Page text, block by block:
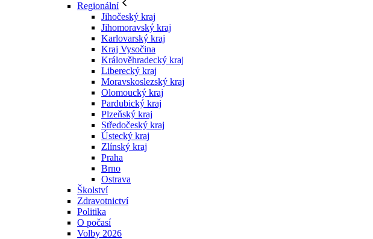
Regionální
Jihočeský kraj
Jihomoravský kraj
Karlovarský kraj
Kraj Vysočina
Králověhradecký kraj
Liberecký kraj
Moravskoslezský kraj
Olomoucký kraj
Pardubický kraj
Plzeňský kraj
Středočeský kraj
Ústecký kraj
Zlínský kraj
Praha
Brno
Ostrava
Školství
Zdravotnictví
Politika
O počasí
Volby 2026